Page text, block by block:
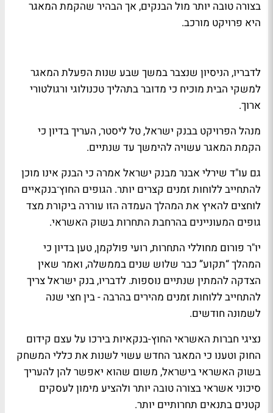
בצורה טובה יותר מול הבנקים, אך הבהיר שהקמת המאגר
היא פרויקט מורכב.
לדבריו, הניסיון שנצבר במשך שבע שנות הפעלת המאגר
למשקי הבית מוכיח כי מדובר בתהליך טכנולוגי ורגולטורי
ארוך.
מנהל הפרויקט בבנק ישראל, טל ליסטר, העריך בדיון כי
הקמת המאגר עשויה להימשך עד שנתיים.
גם עו"ד שירלי אבנר מבנק ישראל אמרה כי הבנק אינו מוכן
להתחייב ללוחות זמנים קצרים יותר. הגופים החוץ־בנקאיים
לוחצים להאיץ את המהלך העמדה הזו עוררה ביקורת מצד
גופים המעוניינים בהרחבת התחרות בשוק האשראי.
יו"ר פורום מחוללי התחרות, רועי פולקמן, טען בדיון כי
המהלך “תקוע” כבר שלוש שנים בממשלה, ואמר שאין
הצדקה להמתין שנתיים נוספות. לדבריו, בנק ישראל צריך
להתחייב ללוחות זמנים מהירים בהרבה - בין חצי שנה
לשמונה חודשים.
נציגי חברות האשראי החוץ-בנקאיות בירכו על עצם קידום
החוק וטענו כי המאגר החדש עשוי לשנות את כללי המשחק
בשוק האשראי בישראל, משום שהוא יאפשר להן להעריך
סיכוני אשראי בצורה טובה יותר ולהציע מימון לעסקים
קטנים בתנאים תחרותיים יותר.